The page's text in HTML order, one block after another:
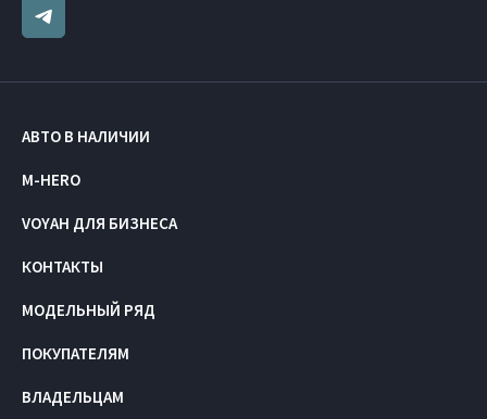
АВТО В НАЛИЧИИ
M-HERO
VOYAH ДЛЯ БИЗНЕСА
КОНТАКТЫ
МОДЕЛЬНЫЙ РЯД
ПОКУПАТЕЛЯМ
ВЛАДЕЛЬЦАМ